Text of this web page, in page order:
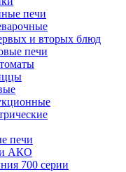
печи
и вторых блюд
печи
печи
и АКО
700 серии